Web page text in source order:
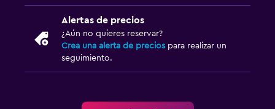
Alertas de precios
¿Aún no quieres reservar?
Crea una alerta de precios para realizar un
seguimiento.